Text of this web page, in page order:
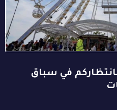
بانتظاركم في سباق